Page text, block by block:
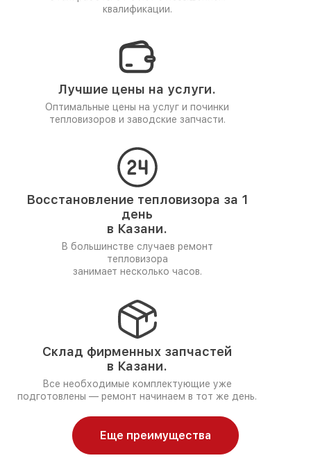
квалификации.
Лучшие цены на услуги.
Оптимальные цены на услуг и починки
тепловизоров и заводские запчасти.
Восстановление тепловизора за 1
день
в Казани.
В большинстве случаев ремонт
тепловизора
занимает несколько часов.
Склад фирменных запчастей
в Казани.
Все необходимые комплектующие уже
подготовлены — ремонт начинаем в тот же день.
Еще преимущества